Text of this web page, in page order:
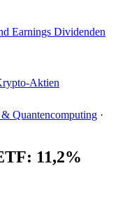
Earnings Dividenden
Aktien
Quantencomputing ·
11,2%